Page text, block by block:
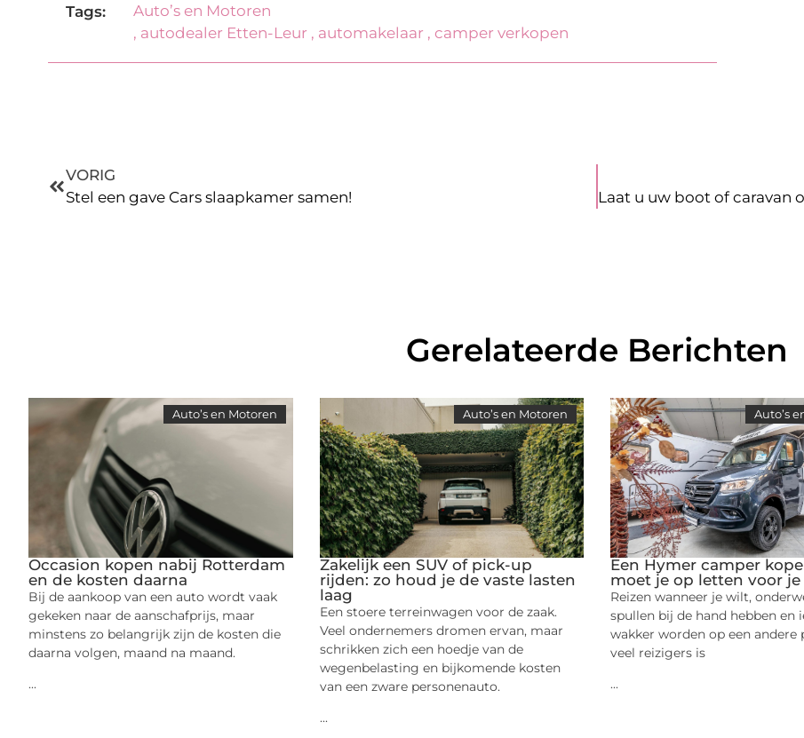
Tags:
Auto’s en Motoren
, autodealer Etten-Leur , automakelaar ,camper verkopen
VORIG
Stel een gave Cars slaapkamer samen!
Gerelateerde Berichten
Auto’s en Motoren
Occasion kopen nabij Rotterdam
en de kosten daarna
Bij de aankoop van een auto wordt vaak
gekeken naar de aanschafprijs, maar
minstens zo belangrijk zijn de kosten die
daarna volgen, maand na maand.
...
Auto’s en Motoren
Zakelijk een SUV of pick-up
rijden: zo houd je de vaste lasten
laag
Een stoere terreinwagen voor de zaak.
Veel ondernemers dromen ervan, maar
schrikken zich een hoedje van de
wegenbelasting en bijkomende kosten
van een zware personenauto.
...
Auto’s
Een Hymer camper
moet je op letten voor
Reizen wanneer je wilt,
spullen bij de hand hebben en
wakker worden op een andere
veel reizigers is
...